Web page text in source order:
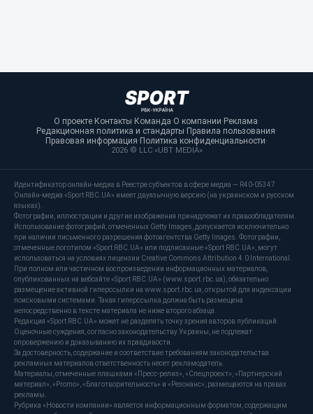
О проекте·Контакты·Команда·О компании·Реклама·
Редакционная политика и стандарты·Правила пользования·
Правовая информация·Политика конфиденциальности·
2026 © LLC «UBT MEDIA»
Идентификатор онлайн-медиа в Реестре субъектов в сфере медиа — R40-05347
Онлайн-медиа «Sport RBC.UA» имеет двуязычную версию (на украинском и русском
языках).
Фотографии, иллюстрации и другие изображения принадлежат их правообладателям.
Использование фотографий, отмеченных Getty Images, допускается исключительно
при наличии письменного разрешения фотоагентства Getty Images. Фотографии,
отмеченные логотипом «Sport RBC.UA» или подписанные «Sport RBC.UA», могут
использоваться на условиях лицензии Creative Commons Attribution 4.0 International.
При полном или частичном воспроизведении информационных материалов,
опубликованных на вебсайте «Sport RBC.UA» (www.sport.rbc.ua), обязательно
размещение активной гиперссылки на www.sport.rbc.ua, открытой для индексации
поисковыми системами. Такая гиперссылка должна быть размещена
непосредственно в тексте материала не ниже второго абзаца.
Редакция «Sport RBC.UA» может не разделять точку зрения авторов публикаций.
Оценочные суждения, согласно законодательству Украины, не подлежат
опровержению и доказыванию их правдивости.
За достоверность, содержание и соответствие требованиям законодательства
рекламных материалов ответственность несет рекламодатель.
Материалы, отмеченные плашками «Пресс-релиз», «Спецпроект», «Партнерский
материал», «Promo», «Благотворительность» и «Резонанс», размещаются на правах
рекламы.
Рубрика «Новости компании» является информационным форматом, содержащим